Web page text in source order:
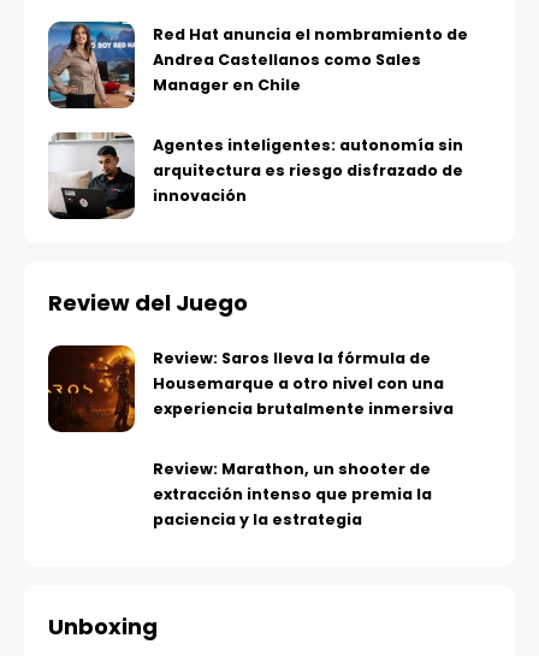
Red Hat anuncia el nombramiento de
Andrea Castellanos como Sales
Manager en Chile
Agentes inteligentes: autonomía sin
arquitectura es riesgo disfrazado de
innovación
Review del Juego
Review: Saros lleva la fórmula de
Housemarque a otro nivel con una
experiencia brutalmente inmersiva
Review: Marathon, un shooter de
extracción intenso que premia la
paciencia y la estrategia
Unboxing